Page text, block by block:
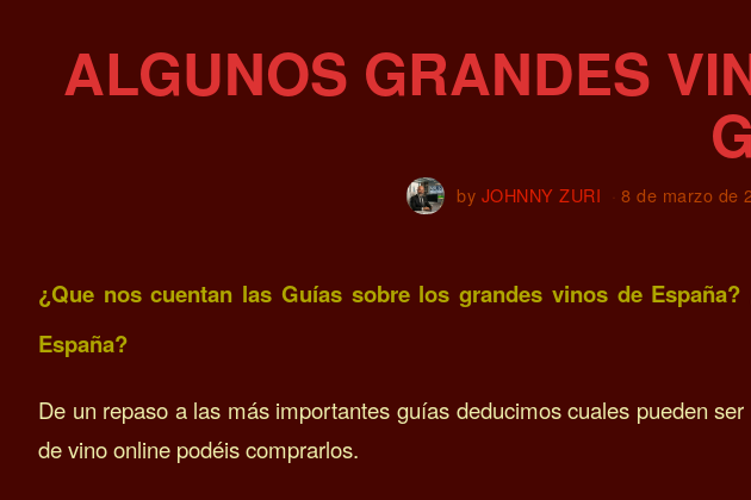
ALGUNOS GRANDES
by JOHNNY ZURI 8 de marzo de
¿Que nos cuentan las Guías sobre los grandes vinos de
España?
De un repaso a las más importantes guías deducimos cuales pueden
de vino online podéis comprarlos.